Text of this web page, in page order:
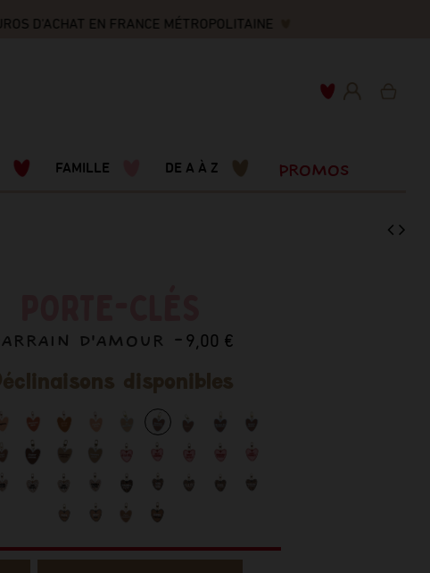
D'ACHAT EN FRANCE MÉTROPOLITAINE
FAMILLE DE A À Z PROMOS
D'AMOUR - 9,00 €
disponibles